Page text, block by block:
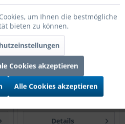
Goodtimes Osterkörbchen
Hase Set "Name" Pastel Gelb
Preis nach Login
Details
um Ihnen die bestmögliche
bieten zu können.
Cookies akzeptieren
Alle Cookies akzeptieren